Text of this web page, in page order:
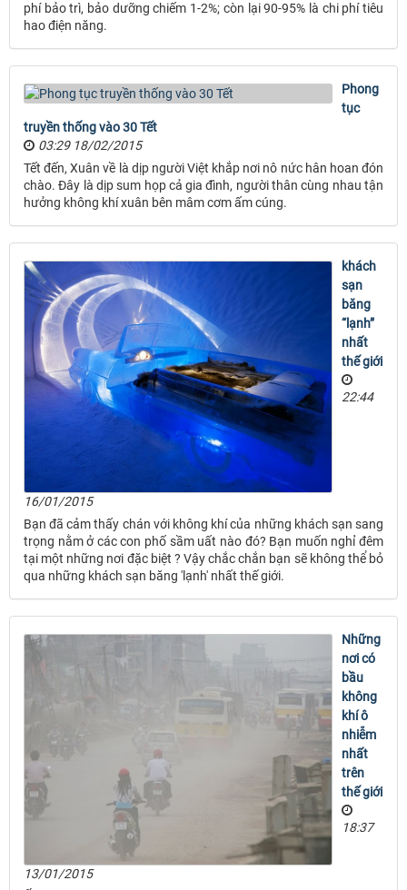
phí bảo trì, bảo dưỡng chiếm 1-2%; còn lại 90-95% là chi phí tiêu
hao điện năng.
Phong
tục
truyền thống vào 30 Tết
03:29 18/02/2015
Tết đến, Xuân về là dịp người Việt khắp nơi nô nức hân hoan đón
chào. Đây là dịp sum họp cả gia đình, người thân cùng nhau tận
hưởng không khí xuân bên mâm cơm ấm cúng.
khách
sạn
băng
“lạnh”
nhất
thế giới
22:44
16/01/2015
Bạn đã cảm thấy chán với không khí của những khách sạn sang
trọng nằm ở các con phố sầm uất nào đó? Bạn muốn nghỉ đêm
tại một những nơi đặc biệt ? Vậy chắc chắn bạn sẽ không thể bỏ
qua những khách sạn băng 'lạnh' nhất thế giới.
Những
nơi có
bầu
không
khí ô
nhiễm
nhất
trên
thế giới
18:37
13/01/2015